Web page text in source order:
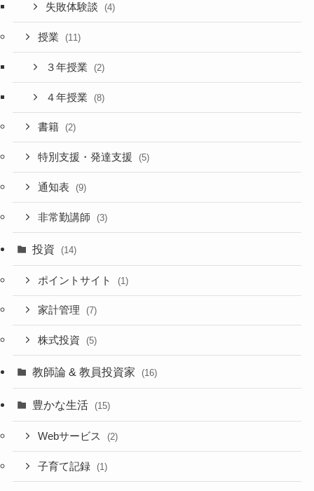
失敗体験談 (4)
授業 (11)
３年授業 (2)
４年授業 (8)
書籍 (2)
特別支援・発達支援 (5)
通知表 (9)
非常勤講師 (3)
投資 (14)
ポイントサイト (1)
家計管理 (7)
株式投資 (5)
教師論 & 教員投資家 (16)
豊かな生活 (15)
Webサービス (2)
子育て記録 (1)